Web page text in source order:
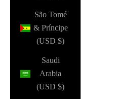
São Tomé
& Príncipe
(USD $)
Saudi
Arabia
(USD $)